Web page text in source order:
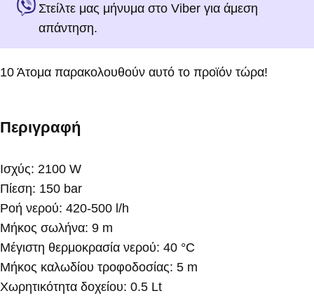
Στείλτε μας μήνυμα στο Viber για άμεση
απάντηση.
10 Άτομα παρακολουθούν αυτό το προϊόν τώρα!
Περιγραφή
Ισχύς: 2100 W
Πίεση: 150 bar
Ροή νερού: 420-500 l/h
Μήκος σωλήνα: 9 m
Μέγιστη θερμοκρασία νερού: 40 °C
Μήκος καλωδίου τροφοδοσίας: 5 m
Χωρητικότητα δοχείου: 0.5 Lt